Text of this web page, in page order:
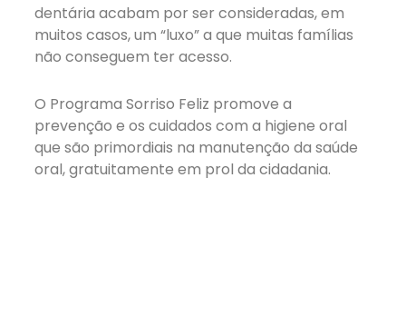
dentária acabam por ser consideradas, em
muitos casos, um “luxo” a que muitas famílias
não conseguem ter acesso.
O Programa Sorriso Feliz promove a
prevenção e os cuidados com a higiene oral
que são primordiais na manutenção da saúde
oral, gratuitamente em prol da cidadania.